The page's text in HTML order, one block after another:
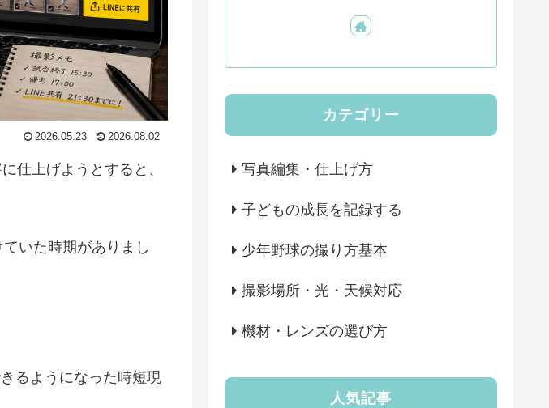
2026.05.23 2026.08.02
仕上げようとすると、
ていた時期がありまし
るようになった時短現
カテゴリー
写真編集・仕上げ方
子どもの成長を記録する
少年野球の撮り方基本
撮影場所・光・天候対応
機材・レンズの選び方
人気記事